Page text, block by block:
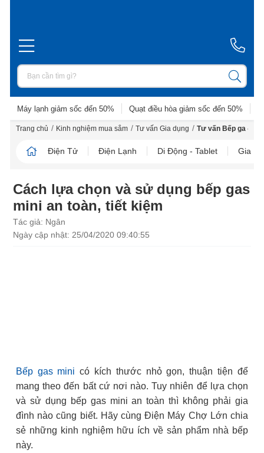
Máy lạnh giảm sốc đến 50% Quạt điều hòa giảm sốc đến 50%
Trang chủ / Kinh nghiệm mua sắm / Tư vấn Gia dụng / Tư vấn Bếp ga -
Điện Tử Điện Lạnh Di Động - Tablet Gia
Cách lựa chọn và sử dụng bếp gas
mini an toàn, tiết kiệm
Tác giả: Ngân
Ngày cập nhật: 25/04/2020 09:40:55
Bếp gas mini có kích thước nhỏ gọn, thuận tiện để
mang theo đến bất cứ nơi nào. Tuy nhiên để lựa chọn
và sử dụng bếp gas mini an toàn thì không phải gia
đình nào cũng biết. Hãy cùng Điện Máy Chợ Lớn chia
sẻ những kinh nghiệm hữu ích về sản phẩm nhà bếp
này.